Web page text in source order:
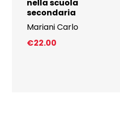
nella scuola
secondaria
Mariani Carlo
€22.00